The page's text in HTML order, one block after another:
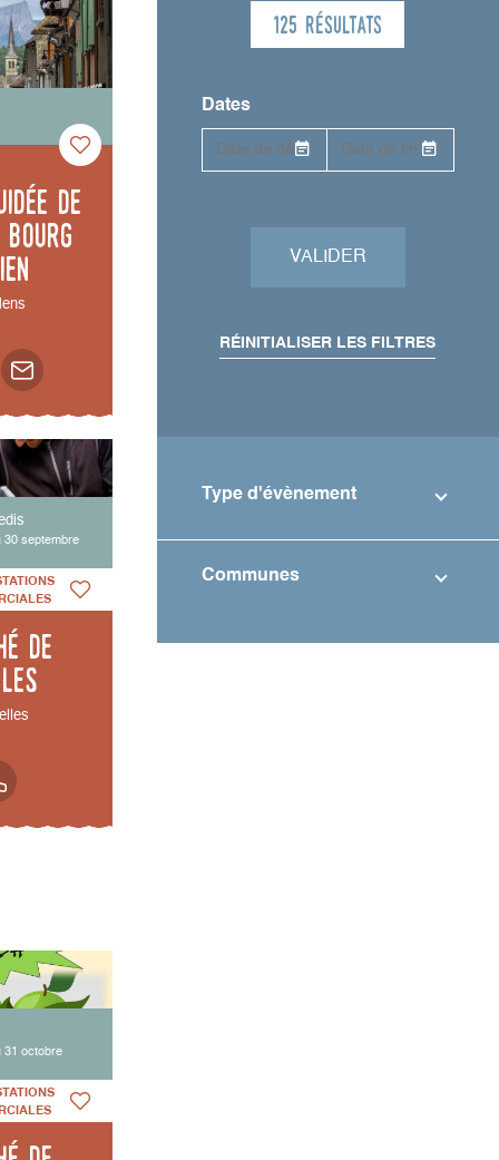
de
30 septembre
de
31 octobre
125 résultats
Dates
VALIDER
RÉINITIALISER LES FILTRES
Type d'évènement
Communes